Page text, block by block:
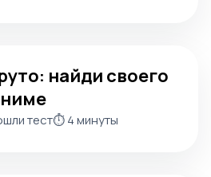
найди своего
тест⏱️ 4 минуты